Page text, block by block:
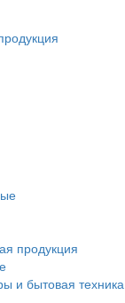
продукция
и бытовая техника